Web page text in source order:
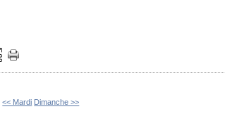
<< Mardi Dimanche >>